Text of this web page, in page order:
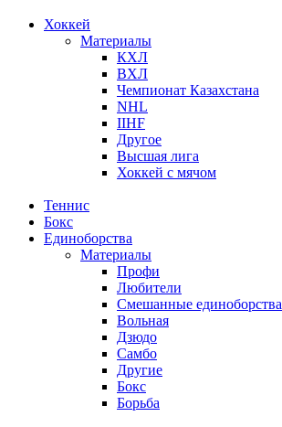
Хоккей
Материалы
КХЛ
ВХЛ
Чемпионат Казахстана
NHL
IIHF
Другое
Высшая лига
Хоккей с мячом
Теннис
Бокс
Единоборства
Материалы
Профи
Любители
Смешанные единоборства
Вольная
Дзюдо
Самбо
Другие
Бокс
Борьба